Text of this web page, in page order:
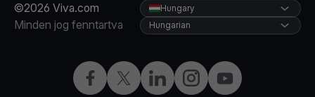
©2026 Viva.com
Minden jog fenntartva
FacebookTwitterLinkedInInstagramYouTube
Hungary
Hungarian